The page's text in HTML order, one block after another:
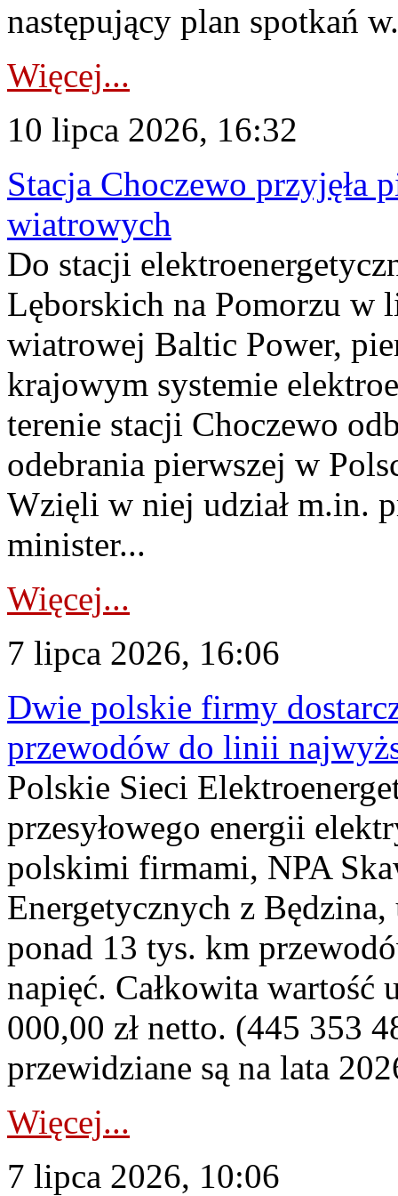
następujący plan spotkań
Więcej...
10 lipca 2026, 16:32
Stacja Choczewo przyjęła
wiatrowych
Do stacji
Lęborskich na Pomorzu w
wiatrowej Baltic Power,
krajowym systemie
terenie stacji Choczewo
odebrania pierwszej w
Wzięli w niej udział m.in.
minister...
Więcej...
7 lipca 2026, 16:06
Dwie polskie firmy
przewodów do linii
Polskie Sieci
przesyłowego energii
polskimi firmami, NPA
Energetycznych z
ponad 13 tys. km
napięć. Całkowita
000,00 zł netto. (445 353
przewidziane są na lata
Więcej...
7 lipca 2026, 10:06